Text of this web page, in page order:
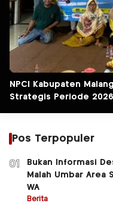
NPCI Kabupaten
Strategis Periode
Pos Terpopuler
01
Bukan Informasi
Malah Umbar Area
WA
Berita